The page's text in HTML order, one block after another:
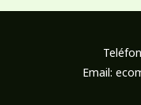
Email: